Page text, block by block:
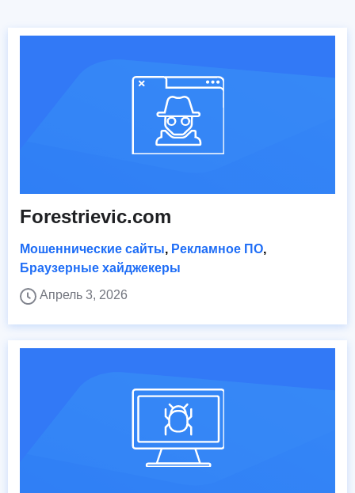
Forestrievic.com
Мошеннические сайты, Рекламное ПО,
Браузерные хайджекеры
Апрель 3, 2026